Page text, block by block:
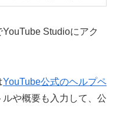
Studioにアク
YouTube公式のヘルプペ
や概要も入力して、公